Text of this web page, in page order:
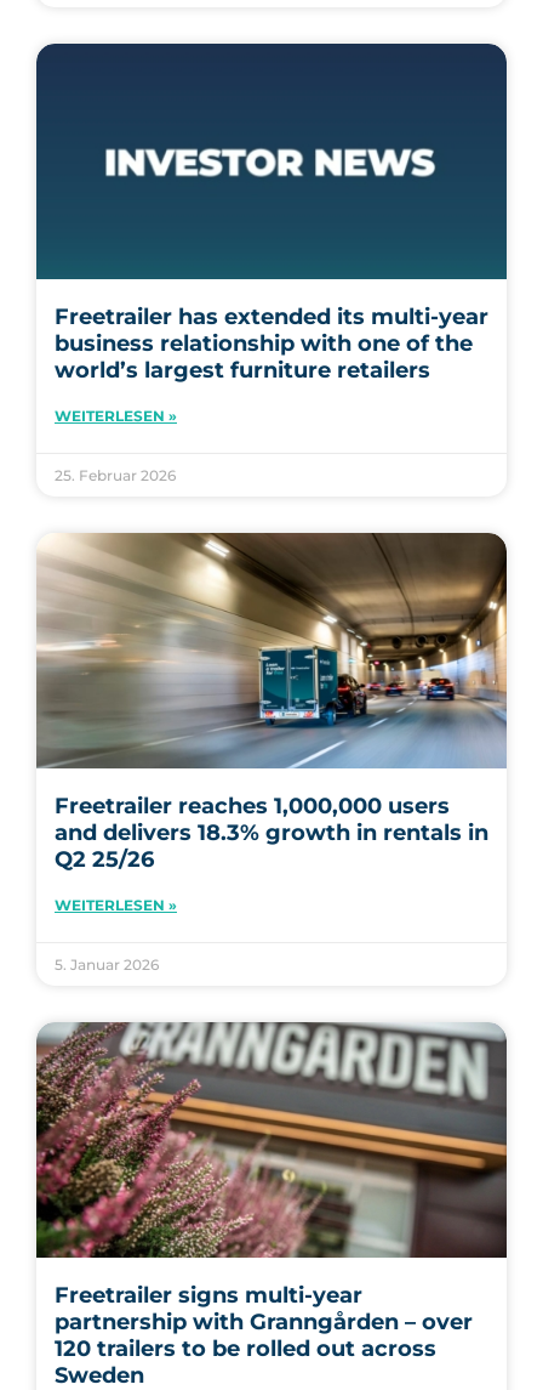
Freetrailer has extended its multi-year
business relationship with one of the
world’s largest furniture retailers
WEITERLESEN »
25. Februar 2026
Freetrailer reaches 1,000,000 users
and delivers 18.3% growth in rentals in
Q2 25/26
WEITERLESEN »
5. Januar 2026
Freetrailer signs multi-year
partnership with Granngården – over
120 trailers to be rolled out across
Sweden